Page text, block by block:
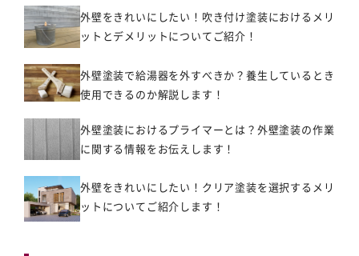
外壁をきれいにしたい！吹き付け塗装におけるメリ
ットとデメリットについてご紹介！
外壁塗装で給湯器を外すべきか？養生しているとき
使用できるのか解説します！
外壁塗装におけるプライマーとは？外壁塗装の作業
に関する情報をお伝えします！
外壁をきれいにしたい！クリア塗装を選択するメリ
ットについてご紹介します！